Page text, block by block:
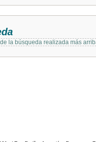
la búsqueda realizada más